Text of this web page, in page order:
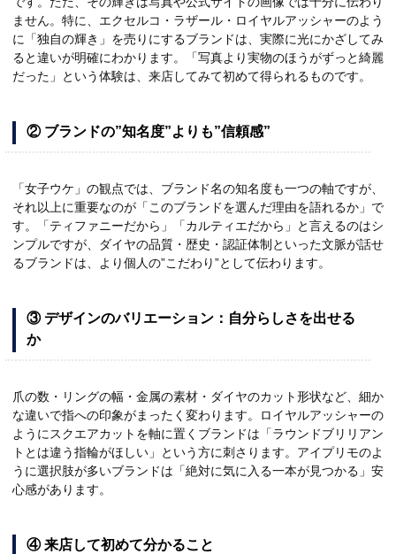
ません。特に、エクセルコ・ラザール・ロイヤルアッシャーのよう
に「独自の輝き」を売りにするブランドは、実際に光にかざしてみ
ると違いが明確にわかります。「写真より実物のほうがずっと綺麗
だった」という体験は、来店してみて初めて得られるものです。
② ブランドの”知名度”よりも”信頼感”
「女子ウケ」の観点では、ブランド名の知名度も一つの軸ですが、
それ以上に重要なのが「このブランドを選んだ理由を語れるか」で
す。「ティファニーだから」「カルティエだから」と言えるのはシ
ンプルですが、ダイヤの品質・歴史・認証体制といった文脈が話せ
るブランドは、より個人の”こだわり”として伝わります。
③ デザインのバリエーション：自分らしさを出せる
か
爪の数・リングの幅・金属の素材・ダイヤのカット形状など、細か
な違いで指への印象がまったく変わります。ロイヤルアッシャーの
ようにスクエアカットを軸に置くブランドは「ラウンドブリリアン
トとは違う指輪がほしい」という方に刺さります。アイプリモのよ
うに選択肢が多いブランドは「絶対に気に入る一本が見つかる」安
心感があります。
④ 来店して初めて分かること